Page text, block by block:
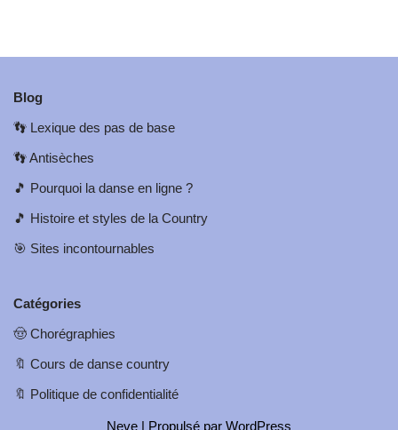
Blog
👣 Lexique des pas de base
👣Antisèches
🎵 Pourquoi la danse en ligne ?
🎵 Histoire et styles de la Country
🎯 Sites incontournables
Catégories
🤠 Chorégraphies
🔖 Cours de danse country
🔖 Politique de confidentialité
Neve | Propulsé par WordPress